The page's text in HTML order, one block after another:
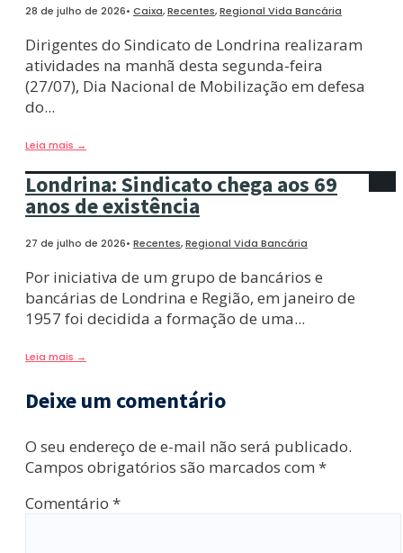
28 de julho de 2026• Caixa,Recentes,Regional Vida Bancária
Dirigentes do Sindicato de Londrina realizaram
atividades na manhã desta segunda-feira
(27/07), Dia Nacional de Mobilização em defesa
do...
Leia mais →
Londrina: Sindicato chega aos 69
anos de existência
27 de julho de 2026• Recentes,Regional Vida Bancária
Por iniciativa de um grupo de bancários e
bancárias de Londrina e Região, em janeiro de
1957 foi decidida a formação de uma...
Leia mais →
Deixe um comentário
O seu endereço de e-mail não será publicado.
Campos obrigatórios são marcados com *
Comentário *